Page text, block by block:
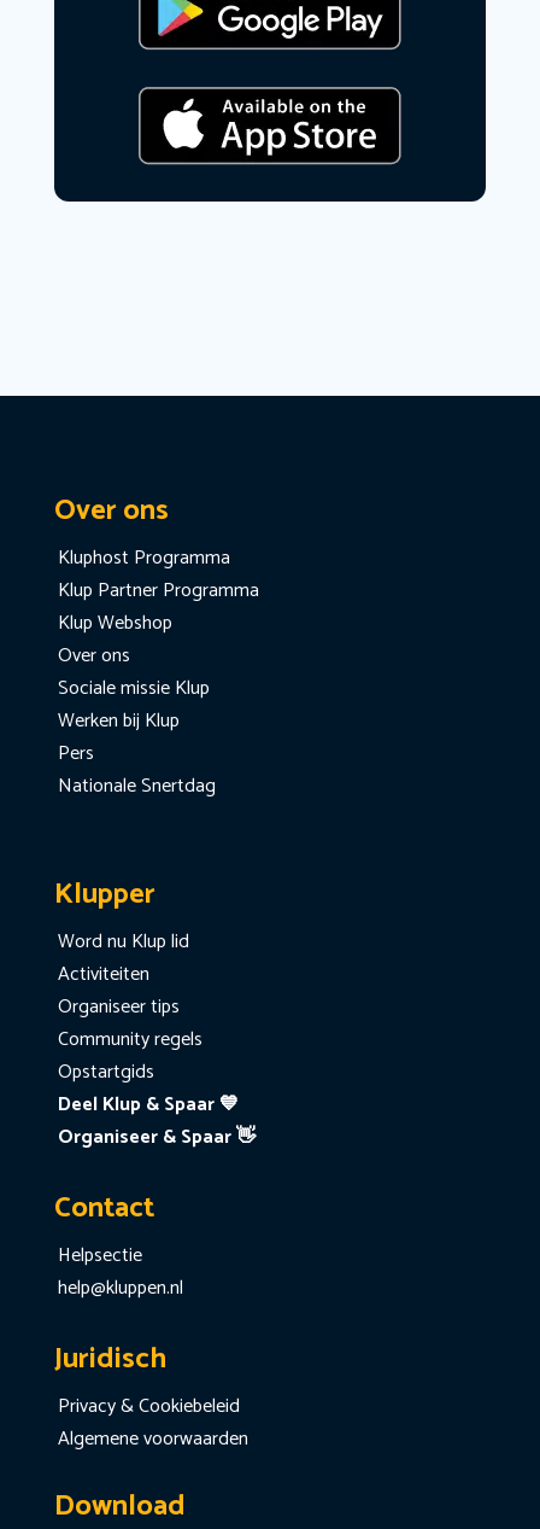
Over ons
Kluphost Programma
Klup Partner Programma
Klup Webshop
Over ons
Sociale missie Klup
Werken bij Klup
Pers
Nationale Snertdag
Klupper
Word nu Klup lid
Activiteiten
Organiseer tips
Community regels
Opstartgids
Deel Klup & Spaar 💙
Organiseer & Spaar 👋
Contact
Helpsectie
help@kluppen.nl
Juridisch
Privacy & Cookiebeleid
Algemene voorwaarden
Download